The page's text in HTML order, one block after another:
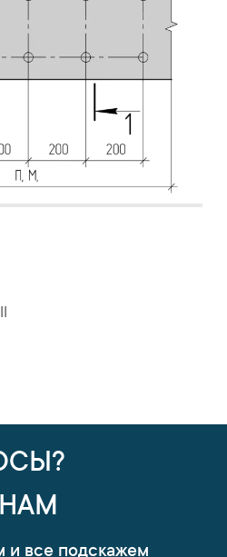
все подскажем